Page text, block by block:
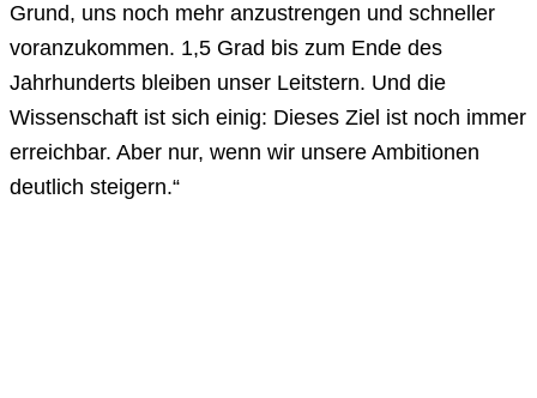
Grund, uns noch mehr anzustrengen und schneller
voranzukommen. 1,5 Grad bis zum Ende des
Jahrhunderts bleiben unser Leitstern. Und die
Wissenschaft ist sich einig: Dieses Ziel ist noch immer
erreichbar. Aber nur, wenn wir unsere Ambitionen
deutlich steigern.“